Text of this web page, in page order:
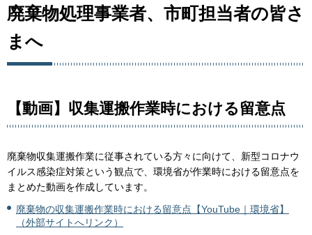
廃棄物処理事業者、市町担当者の皆さ
まへ
【動画】収集運搬作業時における留意点
廃棄物収集運搬作業に従事されている方々に向けて、新型コロナウ
イルス感染症対策という観点で、環境省が作業時における留意点を
まとめた動画を作成しています。
廃棄物の収集運搬作業時における留意点【YouTube｜環境省】
（外部サイトへリンク）